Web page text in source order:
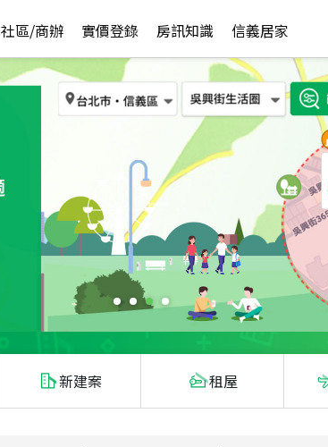
社區/商辦 實價登錄 房訊知識 信義居家
新建案 租屋